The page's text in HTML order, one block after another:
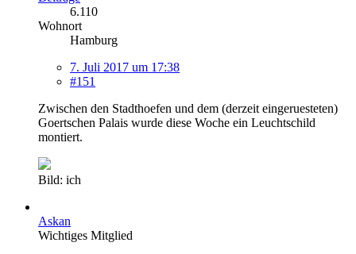
6.110
Wohnort
Hamburg
7. Juli 2017 um 17:38
#151
Zwischen den Stadthoefen und dem (derzeit eingeruesteten)
Goertschen Palais wurde diese Woche ein Leuchtschild
montiert.
Bild: ich
Askan
Wichtiges Mitglied